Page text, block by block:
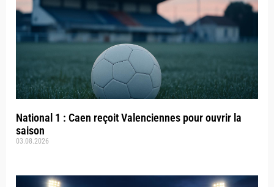
National 1 : Caen reçoit Valenciennes pour ouvrir la
saison
03.08.2026